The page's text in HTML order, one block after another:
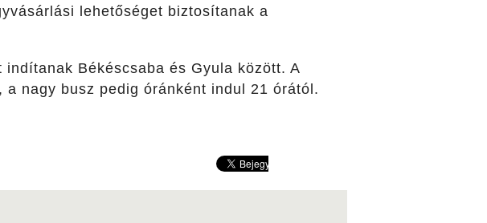
lehetőséget biztosítanak a
Békéscsaba és Gyula között. A
nagy busz pedig óránként indul 21 órától.